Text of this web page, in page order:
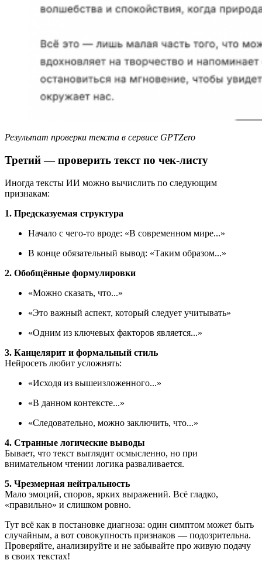
Результат проверки текста в сервисе GPTZero
Третий — проверить текст по чек-листу
Иногда тексты ИИ можно вычислить по следующим
признакам:
1. Предсказуемая структура
Начало с чего-то вроде: «В современном мире...»
В конце обязательный вывод: «Таким образом...»
2. Обобщённые формулировки
«Можно сказать, что...»
«Это важный аспект, который следует учитывать»
«Одним из ключевых факторов является...»
3. Канцелярит и формальный стиль
Нейросеть любит усложнять:
«Исходя из вышеизложенного...»
«В данном контексте...»
«Следовательно, можно заключить, что...»
4. Странные логические выводы
Бывает, что текст выглядит осмысленно, но при
внимательном чтении логика разваливается.
5. Чрезмерная нейтральность
Мало эмоций, споров, ярких выражений. Всё гладко,
«правильно» и слишком ровно.
Тут всё как в постановке диагноза: один симптом может быть
случайным, а вот совокупность признаков — подозрительна.
Проверяйте, анализируйте и не забывайте про живую подачу
в своих текстах!